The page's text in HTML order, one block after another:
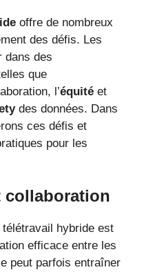
offre de nombreux
des défis. Les
dans des
que
l’équité et
des données. Dans
ces défis et
pour les
collaboration
télétravail hybride est
efficace entre les
peut parfois entraîner